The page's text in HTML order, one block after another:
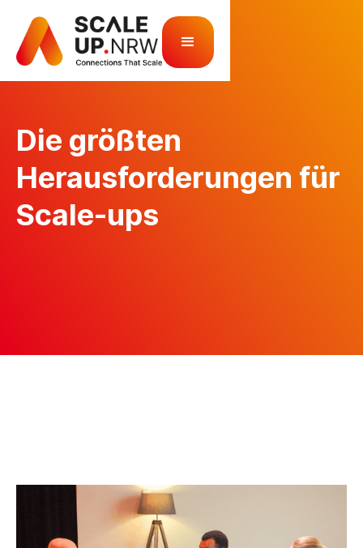
Die größten
Herausforderungen für
Scale-ups